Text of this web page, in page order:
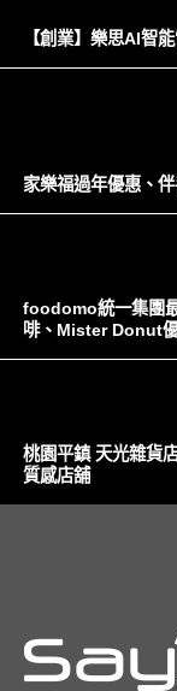
【創業】樂思AI智
家樂福過年優惠、
foodomo統一集團
啡、Mister Donut
桃園平鎮 天光雜貨
質感店舖